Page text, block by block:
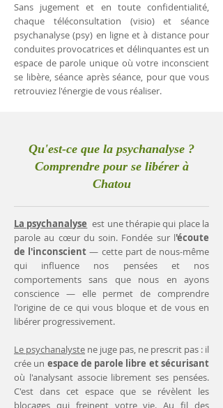
Sans jugement et en toute confidentialité,
chaque téléconsultation (visio) et séance
psychanalyse (psy) en ligne et à distance pour
conduites provocatrices et délinquantes est un
espace de parole unique où votre inconscient
se libère, séance après séance, pour que vous
retrouviez l'énergie de vous réaliser.
Qu'est-ce que la psychanalyse ?
Comprendre pour se libérer à
Chatou
La psychanalyse est une thérapie qui place la
parole au cœur du soin. Fondée sur l'écoute
de l'inconscient— cette part de nous-même
qui influence nos pensées et nos
comportements sans que nous en ayons
conscience — elle permet de comprendre
l'origine de ce qui vous bloque et de vous en
libérer progressivement.
Le psychanalyste ne juge pas, ne prescrit pas : il
crée un espace de parole libre et sécurisant
où l'analysant associe librement ses pensées.
C'est dans cet espace que se révèlent les
blocages qui freinent votre vie. Au fil des